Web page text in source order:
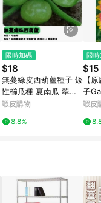
限時加碼
$18
無蔓綠皮西葫蘆種子 矮
性櫛瓜種 夏南瓜 翠玉
瓜 家庭菜園 陽台盆栽
農藥 新鮮採種 適合台
蝦皮購物
8.8%
限
$15
【
子
澎湖
被盆
蝦皮